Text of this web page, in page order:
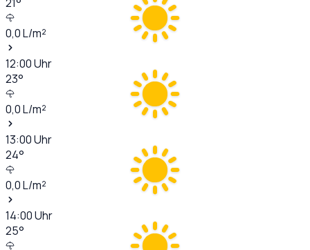
0,0L/m²
12:00Uhr
23°
0,0L/m²
13:00Uhr
24°
0,0L/m²
14:00Uhr
25°